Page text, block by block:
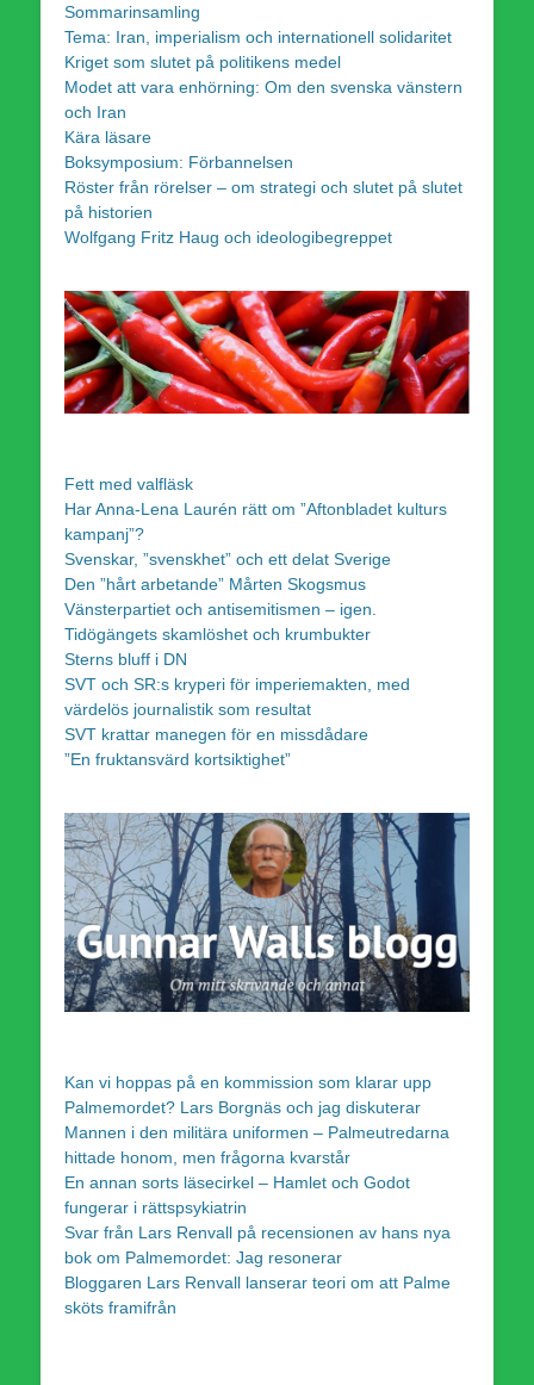
Sommarinsamling
Tema: Iran, imperialism och internationell solidaritet
Kriget som slutet på politikens medel
Modet att vara enhörning: Om den svenska vänstern
och Iran
Kära läsare
Boksymposium: Förbannelsen
Röster från rörelser – om strategi och slutet på slutet
på historien
Wolfgang Fritz Haug och ideologibegreppet
Fett med valfläsk
Har Anna-Lena Laurén rätt om ”Aftonbladet kulturs
kampanj”?
Svenskar, ”svenskhet” och ett delat Sverige
Den ”hårt arbetande” Mårten Skogsmus
Vänsterpartiet och antisemitismen – igen.
Tidögängets skamlöshet och krumbukter
Sterns bluff i DN
SVT och SR:s kryperi för imperiemakten, med
värdelös journalistik som resultat
SVT krattar manegen för en missdådare
”En fruktansvärd kortsiktighet”
Kan vi hoppas på en kommission som klarar upp
Palmemordet? Lars Borgnäs och jag diskuterar
Mannen i den militära uniformen – Palmeutredarna
hittade honom, men frågorna kvarstår
En annan sorts läsecirkel – Hamlet och Godot
fungerar i rättspsykiatrin
Svar från Lars Renvall på recensionen av hans nya
bok om Palmemordet: Jag resonerar
Bloggaren Lars Renvall lanserar teori om att Palme
sköts framifrån